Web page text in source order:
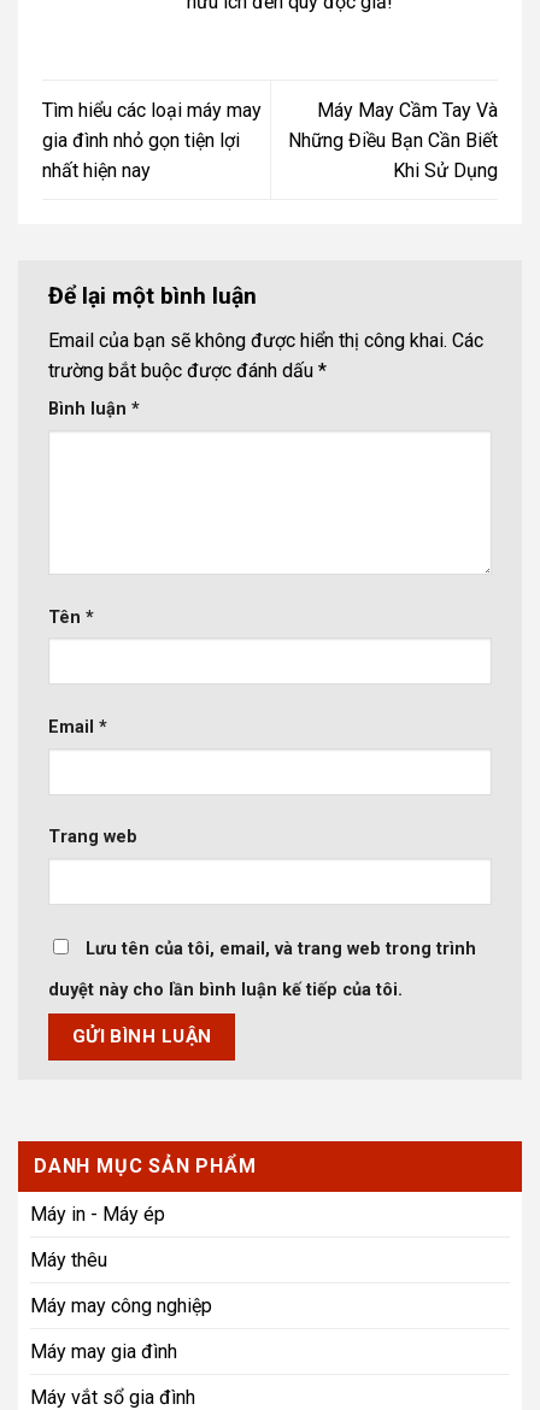
Tìm hiểu các loại máy may
gia đình nhỏ gọn tiện lợi
nhất hiện nay
Máy May Cầm Tay Và
Những Điều Bạn Cần Biết
Khi Sử Dụng
Để lại một bình luận
Email của bạn sẽ không được hiển thị công khai. Các
trường bắt buộc được đánh dấu *
Bình luận *
Tên *
Email *
Trang web
Lưu tên của tôi, email, và trang web trong trình
duyệt này cho lần bình luận kế tiếp của tôi.
DANH MỤC SẢN PHẨM
Máy in - Máy ép
Máy thêu
Máy may công nghiệp
Máy may gia đình
Máy vắt sổ gia đình